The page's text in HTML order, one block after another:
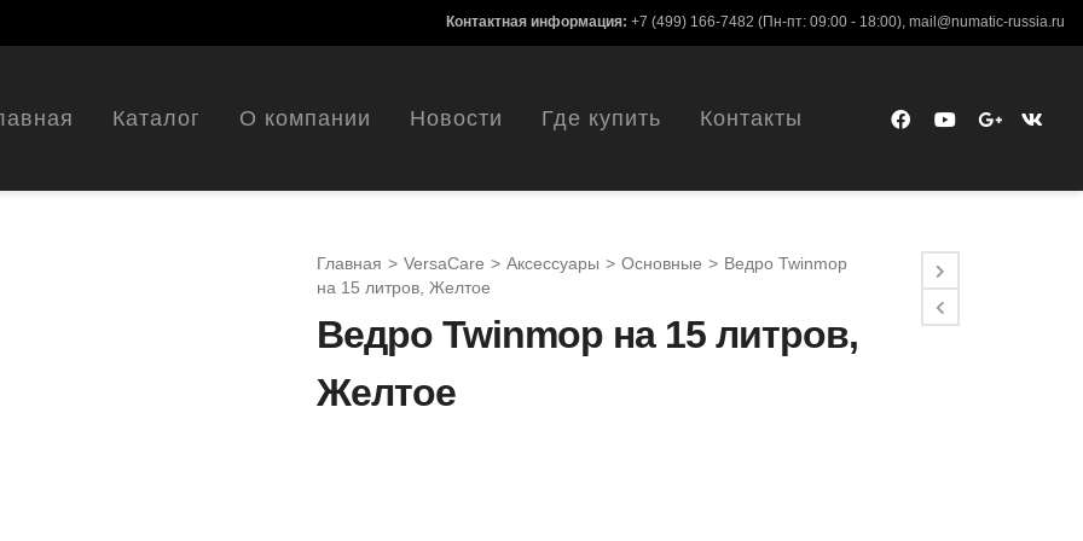
Контактная информация: +7 (499) 166-7482 (Пн-пт: 09:00 - 18:00), mail@numatic-russia.ru
Каталог О компании Новости Где купить Контакты
Главная > VersaCare > Аксессуары > Основные > Ведро Twinmop
на 15 литров, Желтое
Ведро Twinmop на 15 литров,
Желтое